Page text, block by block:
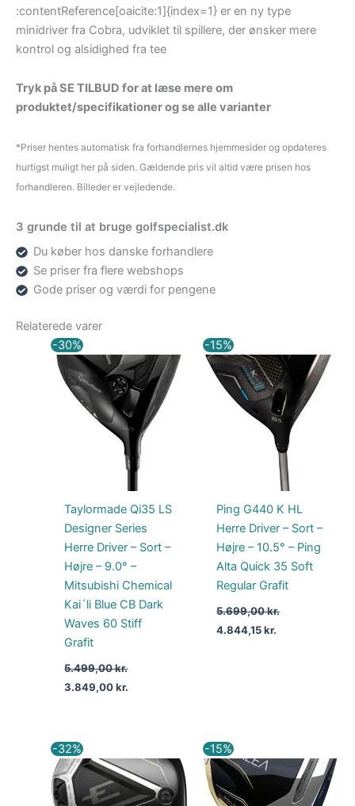
:contentReference[oaicite:1]{index=1} er en ny type
minidriver fra Cobra, udviklet til spillere, der ønsker mere
kontrol og alsidighed fra tee
Tryk på SE TILBUD for at læse mere om
produktet/specifikationer og se alle varianter
*Priser hentes automatisk fra forhandlernes hjemmesider og opdateres
hurtigst muligt her på siden. Gældende pris vil altid være prisen hos
forhandleren. Billeder er vejledende.
3 grunde til at bruge golfspecialist.dk
Du køber hos danske forhandlere
Se priser fra flere webshops
Gode priser og værdi for pengene
Relaterede varer
-30%
Taylormade Qi35 LS
Designer Series
Herre Driver – Sort –
Højre – 9.0° –
Mitsubishi Chemical
Kai´li Blue CB Dark
Waves 60 Stiff
Grafit
5.499,00kr.
Den
oprindelige
pris
var:
5.499,00 kr..
3.849,00kr.
aktuelle
pris
er:
3.849,00 kr..
-15%
Ping G440 K HL
Herre Driver – Sort –
Højre – 10.5° – Ping
Alta Quick 35 Soft
Regular Grafit
5.699,00kr.
Den
oprindelige
pris
var:
5.699,00 kr..
4.844,15kr.
aktuelle
pris
er:
4.844,15 kr..
-32%
Den
oprindelige
pris
var:
4.699,00 kr..
aktuelle
pris
er:
3.199,00 kr..
-15%
Den
oprindelige
pris
var:
4.499,00 kr..
aktuelle
pris
3.824,15 kr..